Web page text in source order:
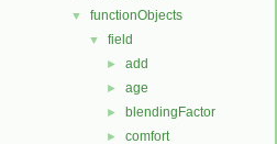
▼ functionObjects
▼ field
► add
► age
► blendingFactor
► comfort